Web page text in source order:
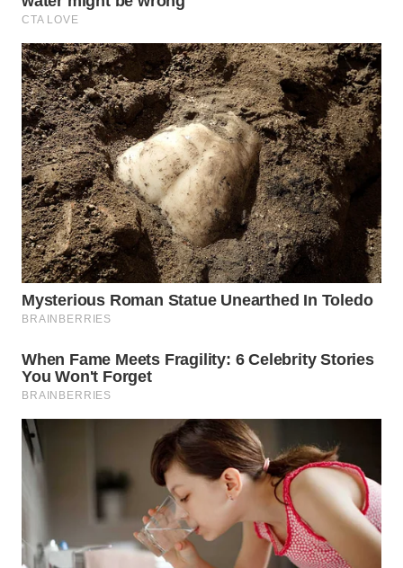
LABUHANBATU
WN
TAPANULI
TENGAH
WN DELI
SERDANG
WN
TEBING
TINGGI
PAKPAK
WN
KARAWANG
WN
BOGOR